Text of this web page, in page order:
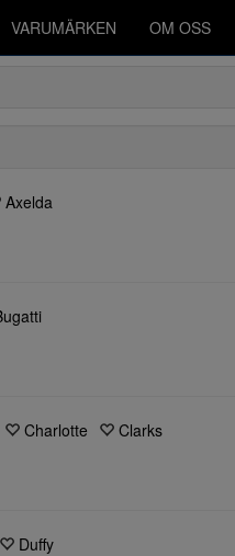
VARUMÄRKEN OM OSS
Axelda
Charlotte Clarks
Duffy